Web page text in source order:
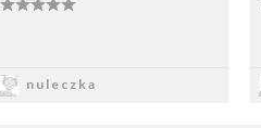
nuleczka